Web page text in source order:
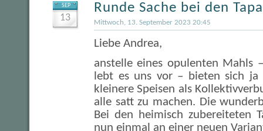
SEP
13
Runde Sache bei den
Mittwoch, 13. September 2023 20:45
Liebe Andrea,
anstelle eines opulenten Mahls
lebt es uns vor – bieten sich
kleinere Speisen als
alle satt zu machen. Die
Bei den heimisch zubereiteten
nun einmal an einer neuen